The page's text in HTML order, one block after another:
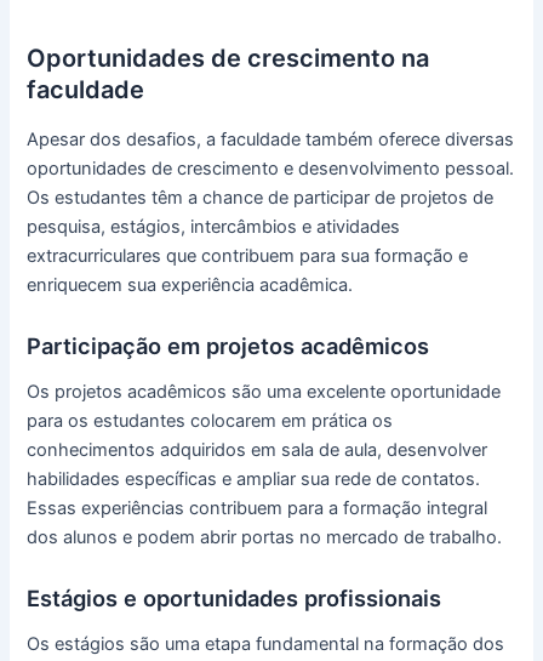
Oportunidades de crescimento na
faculdade
Apesar dos desafios, a faculdade também oferece diversas
oportunidades de crescimento e desenvolvimento pessoal.
Os estudantes têm a chance de participar de projetos de
pesquisa, estágios, intercâmbios e atividades
extracurriculares que contribuem para sua formação e
enriquecem sua experiência acadêmica.
Participação em projetos acadêmicos
Os projetos acadêmicos são uma excelente oportunidade
para os estudantes colocarem em prática os
conhecimentos adquiridos em sala de aula, desenvolver
habilidades específicas e ampliar sua rede de contatos.
Essas experiências contribuem para a formação integral
dos alunos e podem abrir portas no mercado de trabalho.
Estágios e oportunidades profissionais
Os estágios são uma etapa fundamental na formação dos